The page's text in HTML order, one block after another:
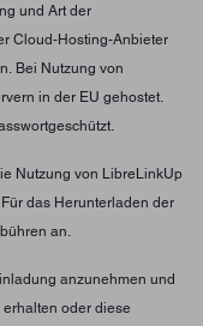
und Art der
Cloud-Hosting-Anbieter
Bei Nutzung von
in der EU gehostet.
Nutzung von LibreLinkUp
das Herunterladen der
an.
anzunehmen und
oder diese